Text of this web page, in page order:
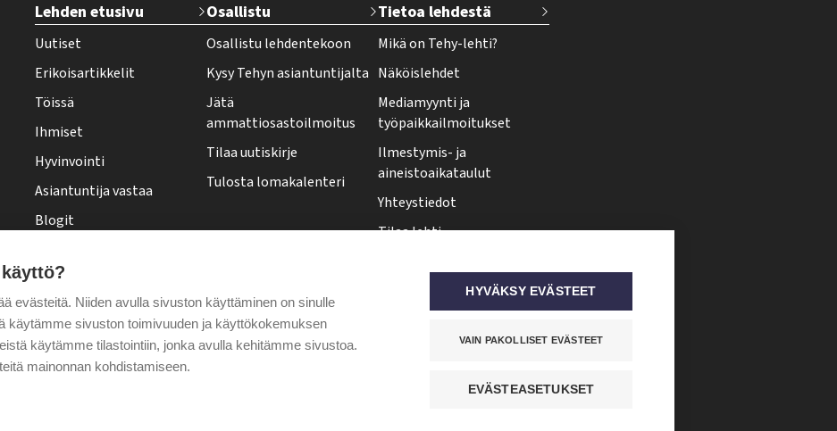
e
h
y
-
l
e
h
t
f
o
o
t
Lehden etusivu
Uutiset
Erikoisartikkelit
Töissä
Ihmiset
Hyvinvointi
Asiantuntija vastaa
Blogit
Pääkirjoitus
Puheenjohtajalta
Osallistu
Osallistu lehdentekoon
Kysy Tehyn asiantuntijalta
Jätä
ammattiosastoilmoitus
Tilaa uutiskirje
Tulosta lomakalenteri
Tietoa lehdestä
Mikä on Tehy-lehti?
Näköislehdet
Mediamyynti ja
työpaikkailmoitukset
Ilmestymis- ja
aineistoaikataulut
Yhteystiedot
Tilaa lehti
Tehy-lehti somessa
evästeitä. Niiden avulla sivuston käyttäminen on sinulle
käytämme sivuston toimivuuden ja käyttökokemuksen
käytämme tilastointiin, jonka avulla kehitämme sivustoa.
mainonnan kohdistamiseen.
HYVÄKSY EVÄSTEET
VAIN PAKOLLISET EVÄSTEET
EVÄSTEASETUKSET